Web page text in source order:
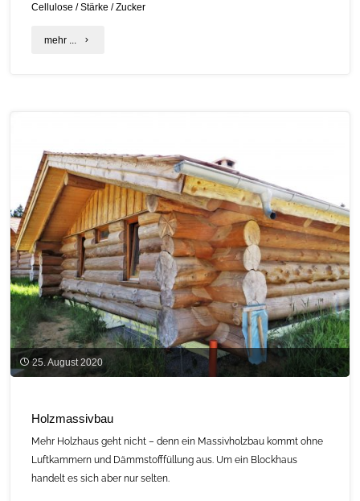
Cellulose /Stärke /Zucker
mehr ... "Herstellungsverfahren
25. August 2020
Holzmassivbau
Mehr Holzhaus geht nicht – denn ein Massivholzbau kommt ohne
Luftkammern und Dämmstofffüllung aus. Um ein Blockhaus
handelt es sich aber nur selten.